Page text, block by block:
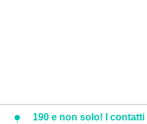
190 e non solo! I